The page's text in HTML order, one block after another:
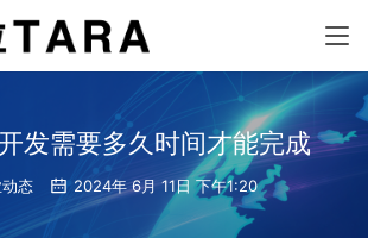
发需要多久时间才能完成
态 2024年 6月 11日 下午1:20